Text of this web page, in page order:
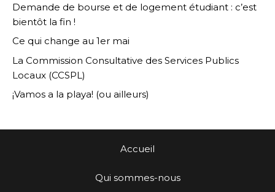
Demande de bourse et de logement étudiant : c’est
bientôt la fin !
Ce qui change au 1er mai
La Commission Consultative des Services Publics
Locaux (CCSPL)
¡Vamos a la playa! (ou ailleurs)
Accueil
Qui sommes-nous